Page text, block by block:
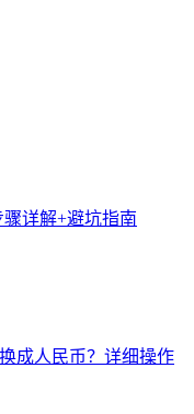
详解+避坑指南
成人民币？详细操作